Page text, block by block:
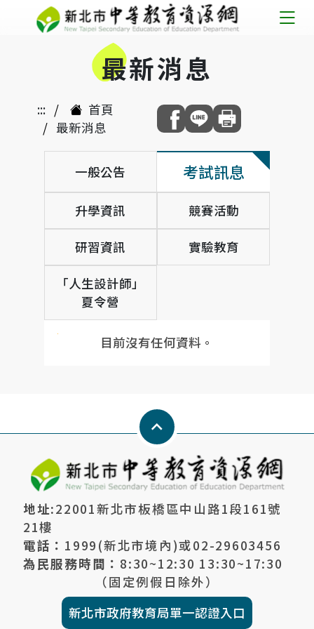
最新消息
:::
首頁
最新消息
一般公告 考試訊息
升學資訊 競賽活動
研習資訊 實驗教育
「人生設計師」
夏令營
目前沒有任何資料。
Keyboard_arrow_up
地址:22001新北市板橋區中山路1段161號
21樓
電話： 1999(新北市境內)或02-29603456
為民服務時間： 8:30~12:30 13:30~17:30
（固定例假日除外）
新北市政府教育局單一認證入口